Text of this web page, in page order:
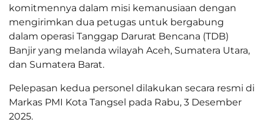
komitmennya dalam misi kemanusiaan dengan
mengirimkan dua petugas untuk bergabung
dalam operasi Tanggap Darurat Bencana (TDB)
Banjir yang melanda wilayah Aceh, Sumatera Utara,
dan Sumatera Barat.
Pelepasan kedua personel dilakukan secara resmi di
Markas PMI Kota Tangsel pada Rabu, 3 Desember
2025.